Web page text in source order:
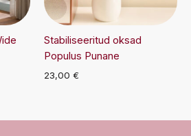
Stabiliseeritud oksad
Populus Punane
23,00 €